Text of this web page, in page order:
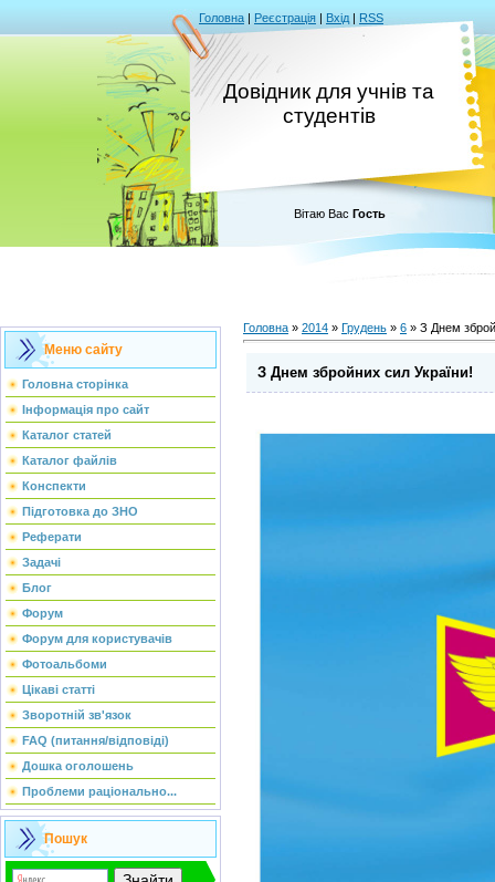
Головна | Реєстрація | Вхід | RSS
Довідник для учнів та
студентів
Вітаю Вас Гость
Меню сайту
Головна сторінка
Інформація про сайт
Каталог статей
Каталог файлів
Конспекти
Підготовка до ЗНО
Реферати
Задачі
Блог
Форум
Форум для користувачів
Фотоальбоми
Цікаві статті
Зворотній зв'язок
FAQ (питання/відповіді)
Дошка оголошень
Проблеми раціонально...
Пошук
Головна » 2014 » Грудень » 6 » З Днем
З Днем збройних сил України!